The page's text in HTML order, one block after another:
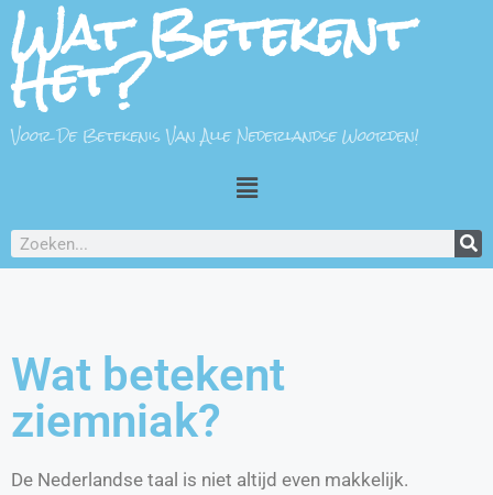
Wat Betekent
Het?
Voor De Betekenis Van Alle Nederlandse Woorden!
Wat betekent
ziemniak?
De Nederlandse taal is niet altijd even makkelijk.